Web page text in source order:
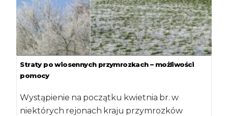
Straty po wiosennych przymrozkach – możliwości
pomocy
Wystąpienie na początku kwietnia br. w
niektórych rejonach kraju przymrozków